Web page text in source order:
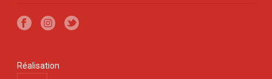
Réalisation